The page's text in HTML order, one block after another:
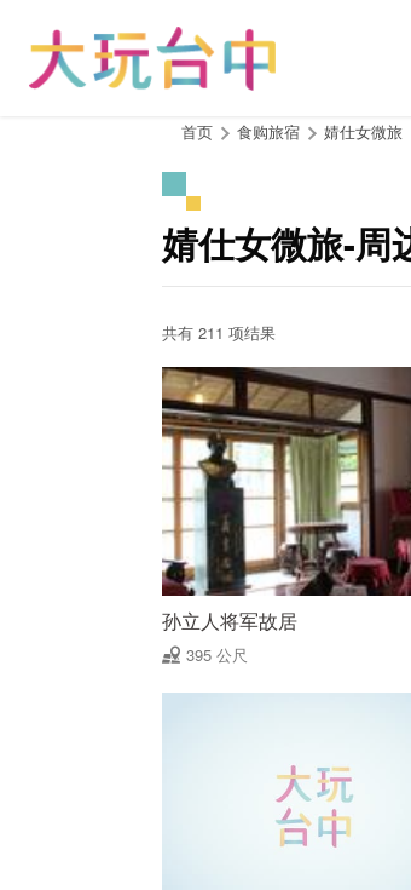
首页 食购旅宿 婧仕女微旅
婧仕女微旅-周
共有 211 项结果
孙立人将军故居
395 公尺